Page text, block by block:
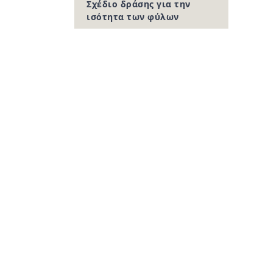
Σχέδιο δράσης για την
ισότητα των φύλων